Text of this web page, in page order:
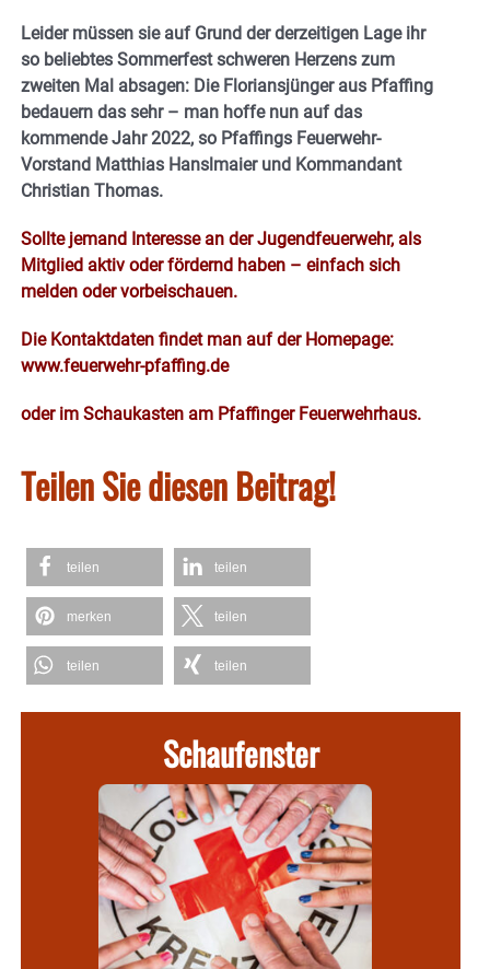
Leider müssen sie auf Grund der derzeitigen Lage ihr
so beliebtes Sommerfest schweren Herzens zum
zweiten Mal absagen: Die Floriansjünger aus Pfaffing
bedauern das sehr – man hoffe nun auf das
kommende Jahr 2022, so Pfaffings Feuerwehr-
Vorstand Matthias Hanslmaier und Kommandant
Christian Thomas.
Sollte jemand Interesse an der Jugendfeuerwehr, als
Mitglied aktiv oder fördernd haben – einfach sich
melden oder vorbeischauen.
Die Kontaktdaten findet man auf der Homepage:
www.feuerwehr-pfaffing.de
oder im Schaukasten am Pfaffinger Feuerwehrhaus.
Teilen Sie diesen Beitrag!
teilen teilen
merken teilen
teilen teilen
Schaufenster